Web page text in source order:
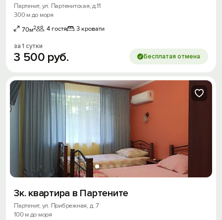
Партенит, ул. Партенитская, д.11
300 м до моря
70м2 4 гостя 3 кровати
за 1 сутки
3 500 руб. Бесплатая отмена
3к. квартира в Партените
Партенит, ул. Прибрежная, д. 7
100 м до моря